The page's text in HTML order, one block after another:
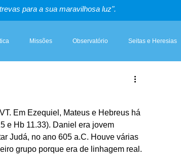
para a sua maravilhosa luz".
Missões Observatório Seitas e Heresias
Em Ezequiel, Mateus e Hebreus há
e Hb 11.33). Daniel era jovem
Judá, no ano 605 a.C. Houve várias
grupo porque era de linhagem real.